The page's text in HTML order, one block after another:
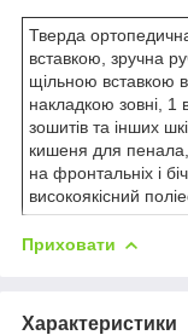
Тверда
вставкою, зручна
щільною вставкою
накладкою зовні, 1
зошитів та інших
кишеня для пенала,
на фронтальніх і
високоякісний
Приховати
Характеристики